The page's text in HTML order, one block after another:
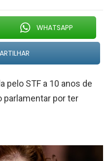
WHATSAPP
pelo STF a 10 anos de
parlamentar por ter